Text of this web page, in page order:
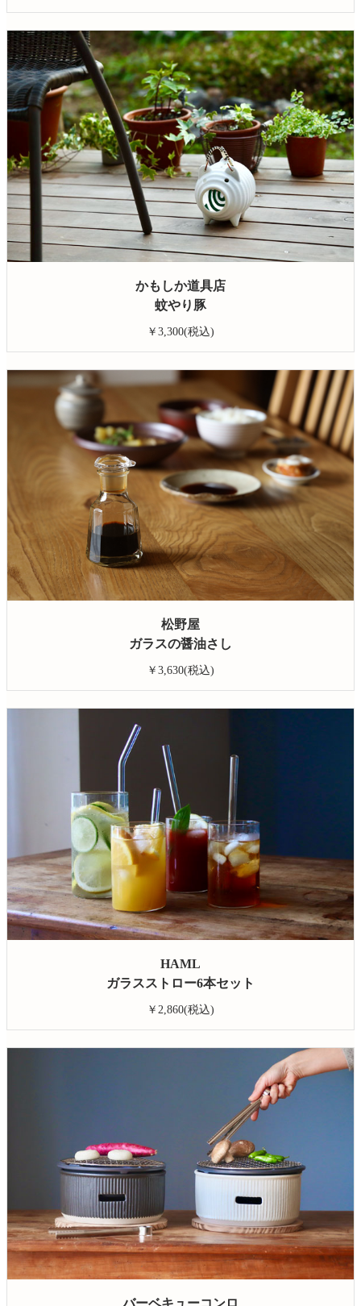
かもしか道具店
蚊やり豚
￥3,300(税込)
松野屋
ガラスの醤油さし
￥3,630(税込)
HAML
ガラスストロー6本セット
￥2,860(税込)
バーベキューコンロ